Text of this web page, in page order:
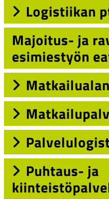
Logistiikan
Majoitus- ja
esimiestyön
Puhtaus- ja